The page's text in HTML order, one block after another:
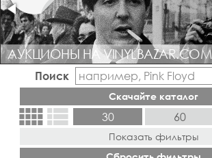
АУКЦИОНЫ НА VINYLBAZAR.COM
Поиск
Скачайте каталог
view_comfyview_list 30 60
Показать фильтры